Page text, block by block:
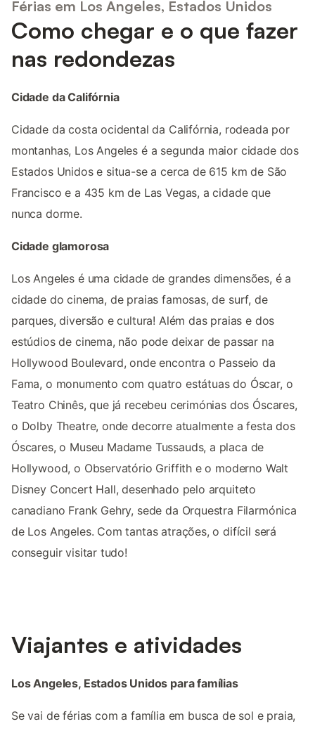
Férias em Los Angeles, Estados Unidos
Como chegar e o que fazer
nas redondezas
Cidade da Califórnia
Cidade da costa ocidental da Califórnia, rodeada por
montanhas, Los Angeles é a segunda maior cidade dos
Estados Unidos e situa-se a cerca de 615 km de São
Francisco e a 435 km de Las Vegas, a cidade que
nunca dorme.
Cidade glamorosa
Los Angeles é uma cidade de grandes dimensões, é a
cidade do cinema, de praias famosas, de surf, de
parques, diversão e cultura! Além das praias e dos
estúdios de cinema, não pode deixar de passar na
Hollywood Boulevard, onde encontra o Passeio da
Fama, o monumento com quatro estátuas do Óscar, o
Teatro Chinês, que já recebeu cerimónias dos Óscares,
o Dolby Theatre, onde decorre atualmente a festa dos
Óscares, o Museu Madame Tussauds, a placa de
Hollywood, o Observatório Griffith e o moderno Walt
Disney Concert Hall, desenhado pelo arquiteto
canadiano Frank Gehry, sede da Orquestra Filarmónica
de Los Angeles. Com tantas atrações, o difícil será
conseguir visitar tudo!
Viajantes e atividades
Los Angeles, Estados Unidos para famílias
Se vai de férias com a família em busca de sol e praia,